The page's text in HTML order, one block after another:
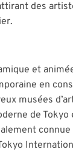
des
et
en
musées
de